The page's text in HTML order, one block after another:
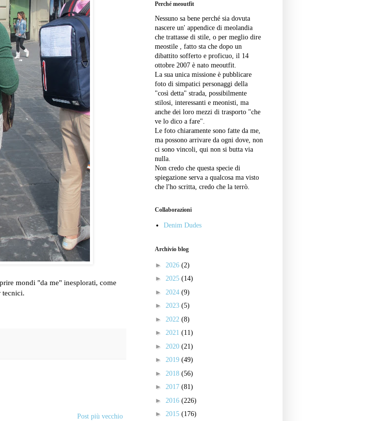
mondi "da me" inesplorati, come
tecnici.
Post più vecchio
Perché meoutfit
Nessuno sa bene perché sia dovuta
nascere un' appendice di meolandia
che trattasse di stile, o per meglio dire
meostile , fatto sta che dopo un
dibattito sofferto e proficuo, il 14
ottobre 2007 è nato meoutfit.
La sua unica missione è pubblicare
foto di simpatici personaggi della
"così detta" strada, possibilmente
stilosi, interessanti e meonisti, ma
anche dei loro mezzi di trasporto "che
ve lo dico a fare".
Le foto chiaramente sono fatte da me,
ma possono arrivare da ogni dove, non
ci sono vincoli, qui non si butta via
nulla.
Non credo che questa specie di
spiegazione serva a qualcosa ma visto
che l'ho scritta, credo che la terrò.
Collaborazioni
Denim Dudes
Archivio blog
► 2026 (2)
► 2025 (14)
► 2024 (9)
► 2023 (5)
► 2022 (8)
► 2021 (11)
► 2020 (21)
► 2019 (49)
► 2018 (56)
► 2017 (81)
► 2016 (226)
► 2015 (176)